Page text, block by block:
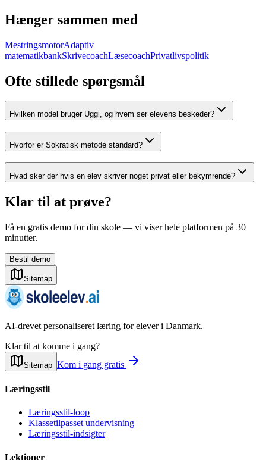
Hænger sammen med
MestringsmotorAdaptiv
matematikbankSkrivecoachLæsecoachPrivatlivspolitik
Ofte stillede spørgsmål
Hvilken model bruger Uggi, og hvem ser elevens beskeder?
Hvorfor er Sokratisk metode standard?
Hvad sker der hvis en elev skriver noget privat eller bekymrende?
Klar til at prøve?
Få en gratis demo for din skole — vi viser hele platformen på 30
minutter.
Bestil demo
Sitemap
AI-drevet personaliseret læring for elever i Danmark.
Klar til at komme i gang?
Sitemap Kom i gang gratis
Læringsstil
Læringsstil-loop
Klassetilpasset undervisning
Læringsstil-indsigter
Lektioner